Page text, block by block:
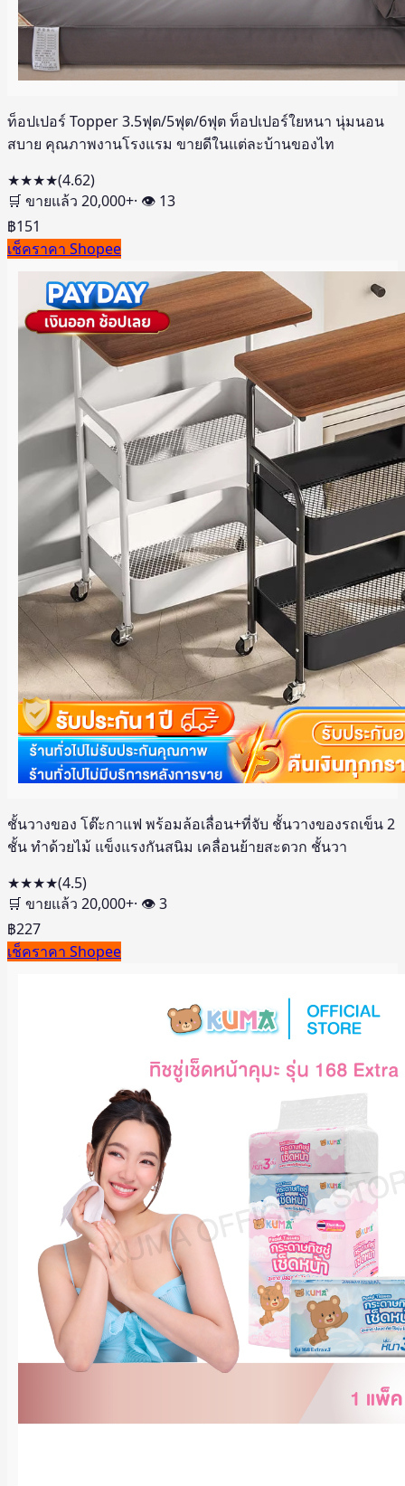
ท็อปเปอร์ Topper 3.5ฟุต/5ฟุต/6ฟุต ท็อปเปอร์ใยหนา นุ่มนอน
สบาย คุณภาพงานโรงแรม ขายดีในแต่ละบ้านของไท
★★★★(4.62)
🛒 ขายแล้ว 20,000+· 👁 13
฿151
เช็คราคา Shopee
ชั้นวางของ โต๊ะกาแฟ พร้อมล้อเลื่อน+ที่จับ ชั้นวางของรถเข็น 2
ชั้น ทำด้วยไม้ แข็งแรงกันสนิม เคลื่อนย้ายสะดวก ชั้นวา
★★★★(4.5)
🛒 ขายแล้ว 20,000+· 👁3
฿227
เช็คราคา Shopee